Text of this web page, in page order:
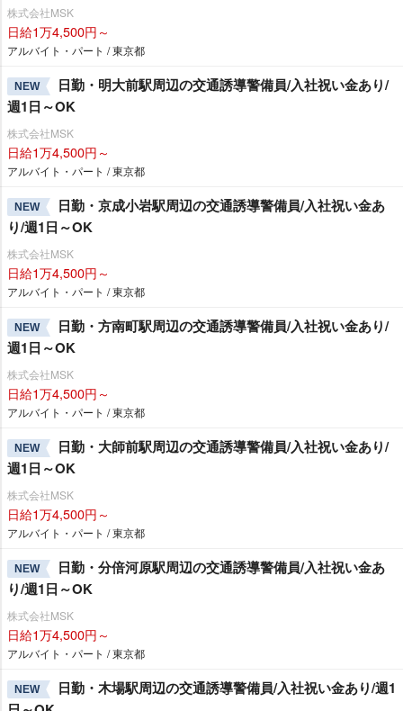
株式会社MSK
日給1万4,500円～
アルバイト・パート / 東京都
NEW
日勤・明大前駅周辺の交通誘導警備員/入社祝い金あり/
週1日～OK
株式会社MSK
日給1万4,500円～
アルバイト・パート / 東京都
NEW
日勤・京成小岩駅周辺の交通誘導警備員/入社祝い金あ
り/週1日～OK
株式会社MSK
日給1万4,500円～
アルバイト・パート / 東京都
NEW
日勤・方南町駅周辺の交通誘導警備員/入社祝い金あり/
週1日～OK
株式会社MSK
日給1万4,500円～
アルバイト・パート / 東京都
NEW
日勤・大師前駅周辺の交通誘導警備員/入社祝い金あり/
週1日～OK
株式会社MSK
日給1万4,500円～
アルバイト・パート / 東京都
NEW
日勤・分倍河原駅周辺の交通誘導警備員/入社祝い金あ
り/週1日～OK
株式会社MSK
日給1万4,500円～
アルバイト・パート / 東京都
NEW
日勤・木場駅周辺の交通誘導警備員/入社祝い金あり/週1